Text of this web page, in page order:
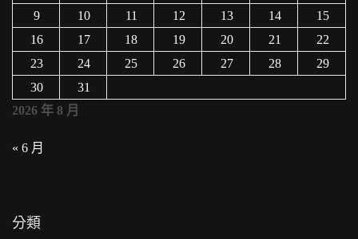
2026 年 8 月
9
10 11 12 13 14
15
16
17 18 19 20 21
22
23
24 25 26 27 28
29
30
31
« 6 月
分類